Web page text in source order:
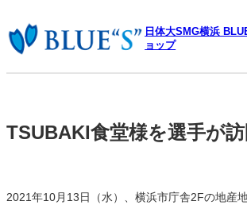
容
を
キ
日体大SMG横浜
ョップ
TSUBAKI食堂様を選手が
2021年10月13日（水）、横浜市庁舎2Fの地産